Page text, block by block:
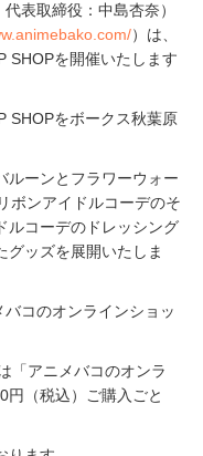
表取締役：中島杏奈）
）は、
SHOPを開催いたします
SHOPをボークス秋葉原
ルーンとフラワーウォー
ボンアイドルコーデのそ
ルコーデのドレッシング
グッズを展開いたしま
コのオンラインショッ
「アニメバコのオンラ
円（税込）ご購入ごと